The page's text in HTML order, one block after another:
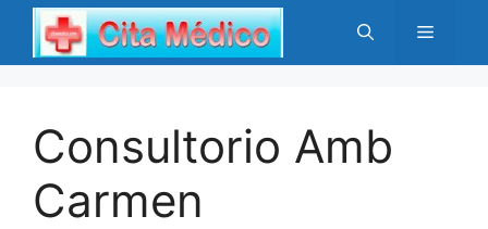
Saltar
contenido
Menú
Consultorio Amb
Carmen